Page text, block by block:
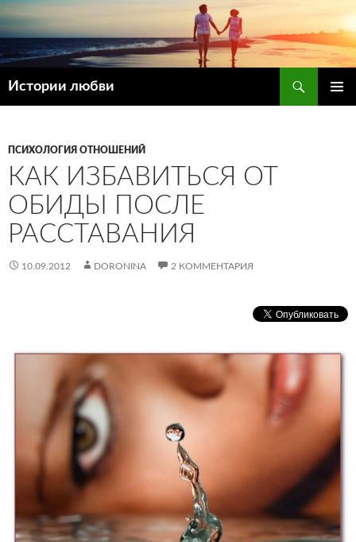
Истории любви
ПСИХОЛОГИЯ ОТНОШЕНИЙ
КАК ИЗБАВИТЬСЯ ОТ
ОБИДЫ ПОСЛЕ
РАССТАВАНИЯ
10.09.2012 DORONINA 2 КОММЕНТАРИЯ